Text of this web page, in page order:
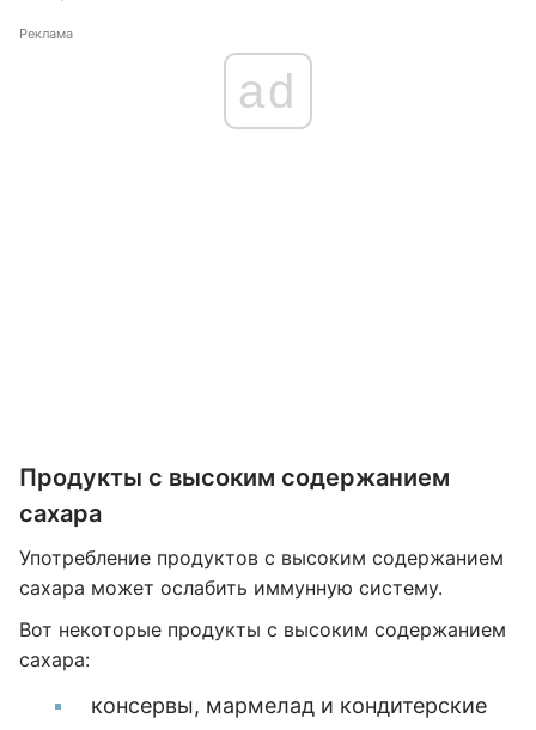
Реклама
ad
Продукты с высоким содержанием
сахара
Употребление продуктов с высоким содержанием
сахара может ослабить иммунную систему.
Вот некоторые продукты с высоким содержанием
сахара:
консервы, мармелад и кондитерские